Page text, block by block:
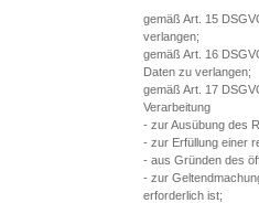
gemäß Art. 15
verlangen;
gemäß Art. 16
Daten zu verlangen;
gemäß Art. 17
Verarbeitung
- zur Ausübung des
- zur Erfüllung einer
- aus Gründen des
- zur
erforderlich ist;